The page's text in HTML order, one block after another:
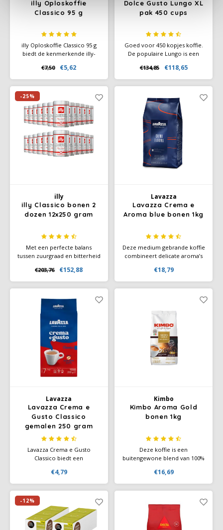
illy Oploskoffie
Classico 95 g
illy Oploskoffie Classico 95 g
biedt de kenmerkende illy-
Zacht, gebalanceerd en
aromatisch, gemaakt van 100%
Arabica. Snel en eenvoudig te
bereiden met heet water.
€7,50 €5,62
Dolce Gusto Lungo XL
pak 450 cups
Goed voor 450 kopjes koffie.
De populaire Lungo is een
roast koffie met krachtige
aroma's en een rijke
cremalaag. Ervaar de
complexe smaak van koffie
met een subtiele hint van
zwarte bessen.
€134,85 €118,65
-25%
illy
illy Classico bonen 2
dozen 12x250 gram
Met een perfecte balans
tussen zuurgraad en bitterheid
een zoete, bloemige/fleurige
smaak met hints van
geroosterd brood, karamel en
chocolade.
€203,76 €152,88
Lavazza
Lavazza Crema e
Aroma blue bonen 1kg
Deze medium gebrande koffie
combineert delicate aroma’s
cacao met subtiele tonen van
hout en specerijen, wat zorgt
voor een verfijnde en
€18,79
Lavazza
Lavazza Crema e
Gusto Classico
gemalen 250 gram
Lavazza Crema e Gusto
Classico biedt een
robuuste en kruidige smaken,
met een romige body die
zowel puur als in combinatie
met melk uitstekend tot zijn
recht komt.
€4,79
Kimbo
Kimbo Aroma Gold
bonen 1kg
Deze koffie is een
buitengewone blend van 100%
Zuid-Amerika. Speciaal
geselecteerde bonen van
premium kwaliteit vormen de
assortiment, voor een
uitstekende espresso gemaakt
met de beste Italiaanse traditie
€16,69
-12%